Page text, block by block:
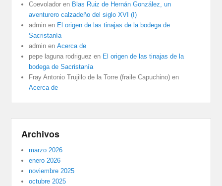
Coevolador en Blas Ruiz de Hernán González, un
aventurero calzadeño del siglo XVI (I)
admin en El origen de las tinajas de la bodega de
Sacristanía
admin enAcerca de
pepe laguna rodriguez en El origen de las tinajas de la
bodega de Sacristanía
Fray Antonio Trujillo de la Torre (fraile Capuchino) en
Acerca de
Archivos
marzo 2026
enero 2026
noviembre 2025
octubre 2025